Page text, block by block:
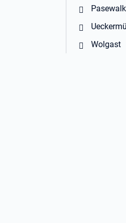
Pasewalk
Wolgast